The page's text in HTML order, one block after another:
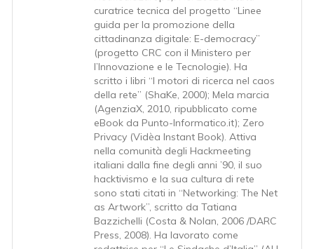
curatrice tecnica del progetto “Linee
guida per la promozione della
cittadinanza digitale: E-democracy”
(progetto CRC con il Ministero per
l’Innovazione e le Tecnologie). Ha
scritto i libri “I motori di ricerca nel caos
della rete” (ShaKe, 2000); Mela marcia
(AgenziaX, 2010, ripubblicato come
eBook da Punto-Informatico.it); Zero
Privacy (Vidèa Instant Book). Attiva
nella comunità degli Hackmeeting
italiani dalla fine degli anni ’90, il suo
hacktivismo e la sua cultura di rete
sono stati citati in “Networking: The Net
as Artwork”, scritto da Tatiana
Bazzichelli (Costa & Nolan, 2006 /DARC
Press, 2008). Ha lavorato come